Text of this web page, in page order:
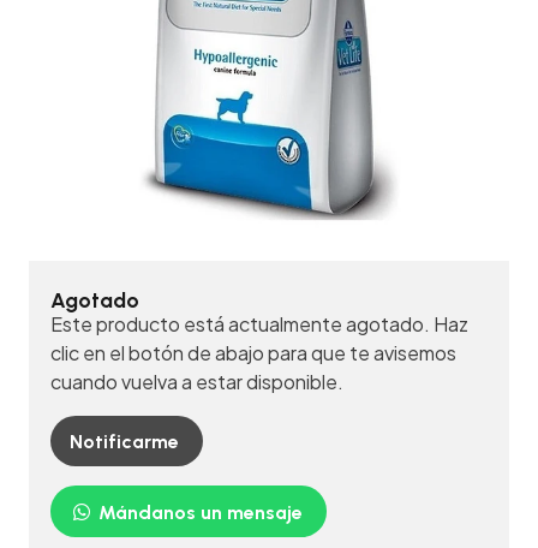
Agotado
Este producto está actualmente agotado. Haz
clic en el botón de abajo para que te avisemos
cuando vuelva a estar disponible.
Notificarme
Mándanos un mensaje